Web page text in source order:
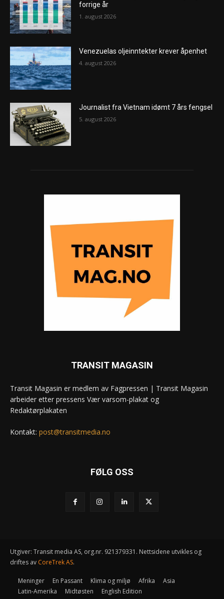
forrige år
1. august 2026
Venezuelas oljeinntekter krever åpenhet
4. august 2026
Journalist fra Vietnam idømt 7 års fengsel
5. august 2026
TRANSIT MAGASIN
Transit Magasin er medlem av Fagpressen | Transit Magasin
arbeider etter pressens Vær varsom-plakat og
Redaktørplakaten
Kontakt: post@transitmedia.no
FØLG OSS
Utgiver: Transit media AS, org.nr. 921379331. Nettsidene utvikles og
driftes av CoreTrek AS.
Meninger En Passant Klima og miljø Afrika
Asia
Latin-Amerika
Midtøsten English Edition